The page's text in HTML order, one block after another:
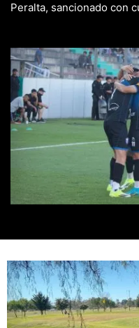
Peralta, sancionado con